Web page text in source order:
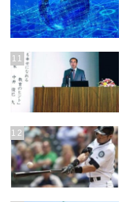
11
12